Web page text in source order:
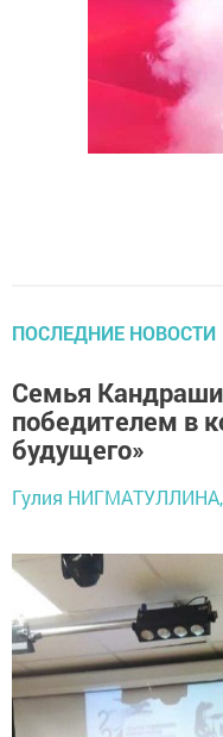
ПОСЛЕДНИЕ НОВОСТИ
Семья
победителем в
будущего»
Гулия НИГМАТУЛЛИНА,